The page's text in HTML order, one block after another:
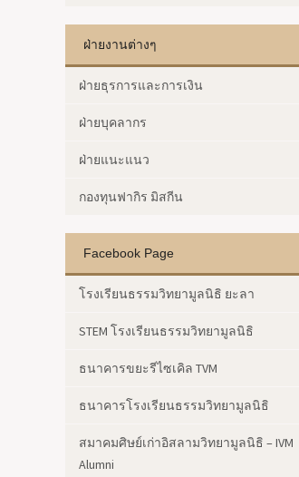
ฝ่ายงานต่างๆ
ฝ่ายธุรการและการเงิน
ฝ่ายบุคลากร
ฝ่ายแนะแนว
กองทุนฟากิร มิสกีน
Facebook Page
โรงเรียนธรรมวิทยามูลนิธิ ยะลา
STEM โรงเรียนธรรมวิทยามูลนิธิ
ธนาคารขยะรีไซเคิล TVM
ธนาคารโรงเรียนธรรมวิทยามูลนิธิ
สมาคมศิษย์เก่าอิสลามวิทยามูลนิธิ – IVM
Alumni